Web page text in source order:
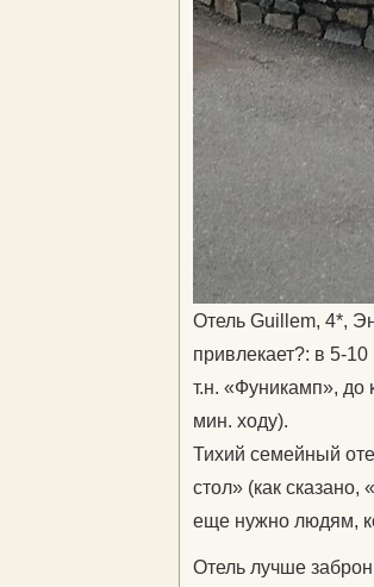
Отель Guillem, 4*,
привлекает?: в 5-
т.н. «Фуникамп», до
мин. ходу).
Тихий семейный
стол» (как
еще нужно людям,
Отель лучше